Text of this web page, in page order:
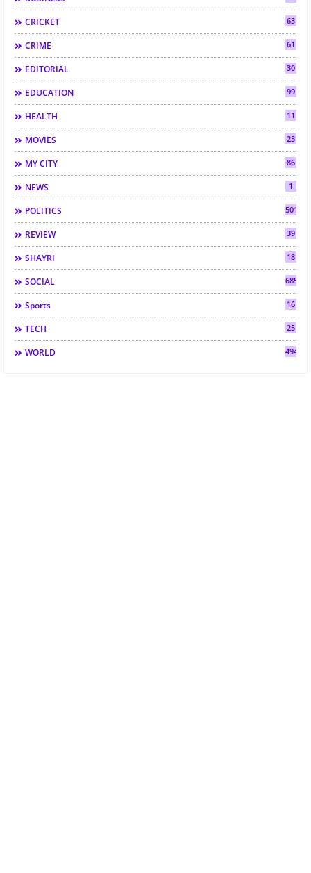
CRICKET 63
CRIME 61
EDITORIAL 30
EDUCATION 99
HEALTH 11
MOVIES 23
MY CITY 86
NEWS 1
POLITICS 501
REVIEW 39
SHAYRI 18
SOCIAL 685
Sports 16
TECH 25
WORLD 494